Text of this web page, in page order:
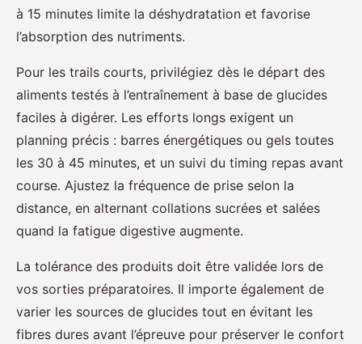
à 15 minutes limite la déshydratation et favorise
l’absorption des nutriments.
Pour les trails courts, privilégiez dès le départ des
aliments testés à l’entraînement à base de glucides
faciles à digérer. Les efforts longs exigent un
planning précis : barres énergétiques ou gels toutes
les 30 à 45 minutes, et un suivi du timing repas avant
course. Ajustez la fréquence de prise selon la
distance, en alternant collations sucrées et salées
quand la fatigue digestive augmente.
La tolérance des produits doit être validée lors de
vos sorties préparatoires. Il importe également de
varier les sources de glucides tout en évitant les
fibres dures avant l’épreuve pour préserver le confort